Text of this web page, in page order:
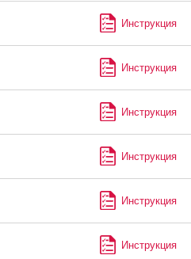
Инструкция
Инструкция
Инструкция
Инструкция
Инструкция
Инструкция